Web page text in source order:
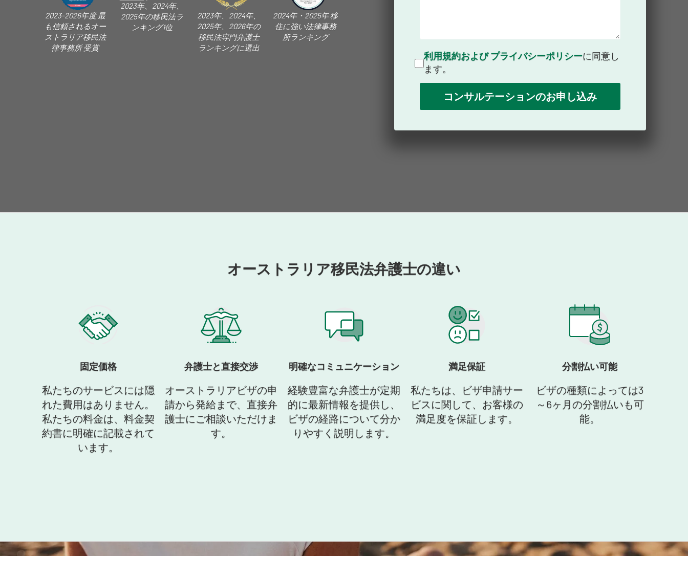
2023-2026年度 最
も信頼されるオー
ストラリア移民法
律事務所 受賞
2023年、2024年、
2025年の移民法ラ
ンキング1位
2023年、2024年、
2025年、2026年の
移民法専門弁護士
ランキングに選出
2024年・2025年 移
住に強い法律事務
所ランキング
利用規約および プライバシーポリシーに同意し
ます。
オーストラリア移民法弁護士の違い
固定価格
私たちのサービスには隠
れた費用はありません。
私たちの料金は、料金契
約書に明確に記載されて
います。
弁護士と直接交渉
オーストラリアビザの申
請から発給まで、直接弁
護士にご相談いただけま
す。
明確なコミュニケーション
経験豊富な弁護士が定期
的に最新情報を提供し、
ビザの経路について分か
りやすく説明します。
満足保証
私たちは、ビザ申請サー
ビスに関して、お客様の
満足度を保証します。
分割払い可能
ビザの種類によっては3
～6ヶ月の分割払いも可
能。